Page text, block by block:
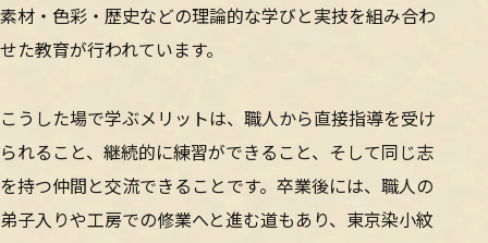
素材・色彩・歴史などの理論的な学びと実技を組み合わ
せた教育が行われています。
こうした場で学ぶメリットは、職人から直接指導を受け
られること、継続的に練習ができること、そして同じ志
を持つ仲間と交流できることです。卒業後には、職人の
弟子入りや工房での修業へと進む道もあり、東京染小紋